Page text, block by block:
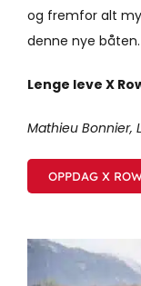
og fremfor alt
denne nye båten.
Lenge leve X
Mathieu Bonnier,
OPPDAG X